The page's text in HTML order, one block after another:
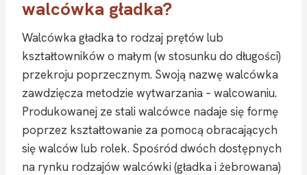
walcówka gładka?
Walcówka gładka to rodzaj prętów lub
kształtowników o małym (w stosunku do długości)
przekroju poprzecznym. Swoją nazwę walcówka
zawdzięcza metodzie wytwarzania – walcowaniu.
Produkowanej ze stali walcówce nadaje się formę
poprzez kształtowanie za pomocą obracających
się walców lub rolek. Spośród dwóch dostępnych
na rynku rodzajów walcówki (gładka i żebrowana)